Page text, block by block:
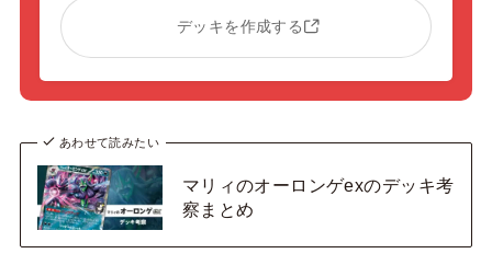
デッキを作成する
あわせて読みたい
マリィのオーロンゲexのデッキ考
察まとめ